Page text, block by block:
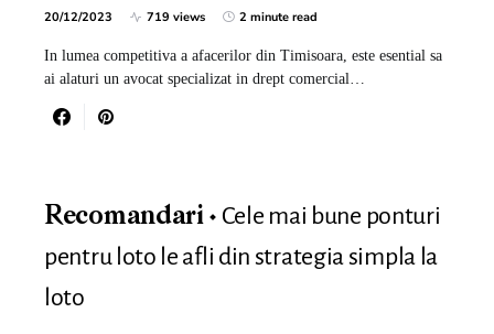
20/12/2023 719 views 2 minute read
In lumea competitiva a afacerilor din Timisoara, este esential sa
ai alaturi un avocat specializat in drept comercial…
Recomandari
Cele mai bune ponturi
pentru loto le afli din strategia simpla la
loto